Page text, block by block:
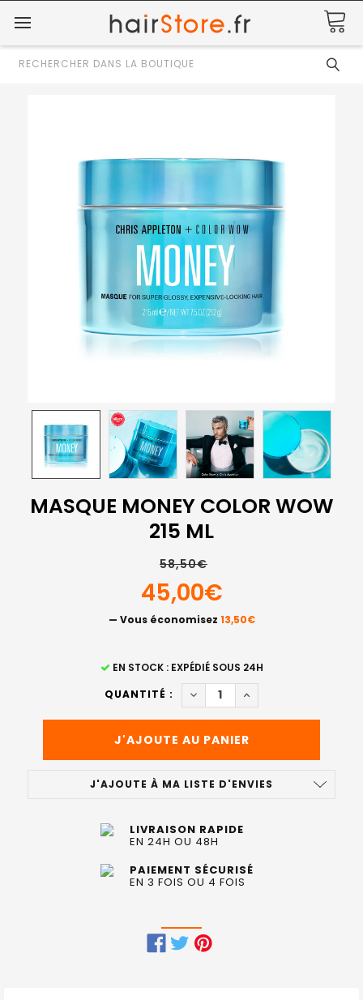
Rechercher
MASQUE MONEY COLOR WOW
215 ML
58,50€
45,00€
— Vous économisez 13,50€
EN STOCK : EXPÉDIÉ SOUS 24H
QUANTITÉ :
DIMINUER LA QUANTITÉ DE
AUGMENTER LA
J'AJOUTE À MA LISTE D'ENVIES
LIVRAISON RAPIDE
EN 24H OU 48H
PAIEMENT SÉCURISÉ
EN 3 FOIS OU 4 FOIS